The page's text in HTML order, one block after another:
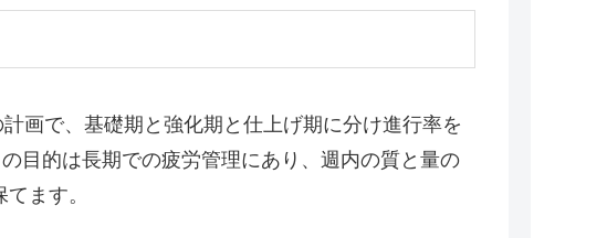
画で、基礎期と強化期と仕上げ期に分け進行率を
目的は長期での疲労管理にあり、週内の質と量の
ます。